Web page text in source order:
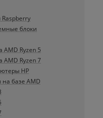
блоки
Ryzen 5
AMD Ryzen 7
HP
базе AMD